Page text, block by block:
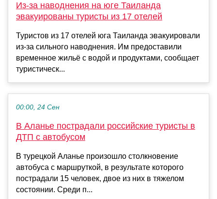
Из-за наводнения на юге Таиланда
эвакуированы туристы из 17 отелей
Туристов из 17 отелей юга Таиланда эвакуировали
из-за сильного наводнения. Им предоставили
временное жильё с водой и продуктами, сообщает
туристическ...
00:00, 24 Сен
В Аланье пострадали российские туристы в
ДТП с автобусом
В турецкой Аланье произошло столкновение
автобуса с маршруткой, в результате которого
пострадали 15 человек, двое из них в тяжелом
состоянии. Среди п...